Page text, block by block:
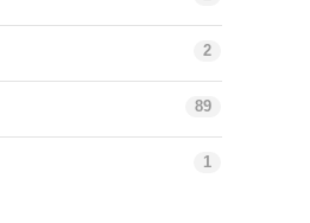
2
89
1